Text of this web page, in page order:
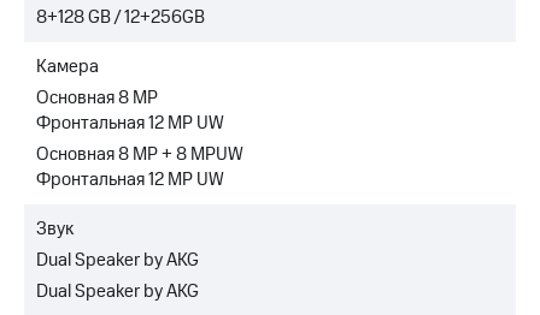
8+128 GB / 12+256GB
Камера
Основная 8 MP
Фронтальная 12 MP UW
Основная 8 MP + 8 MPUW
Фронтальная 12 MP UW
Звук
Dual Speaker by AKG
Dual Speaker by AKG